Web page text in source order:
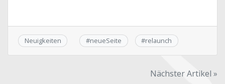
Neuigkeiten #neueSeite #relaunch
Nächster Artikel »